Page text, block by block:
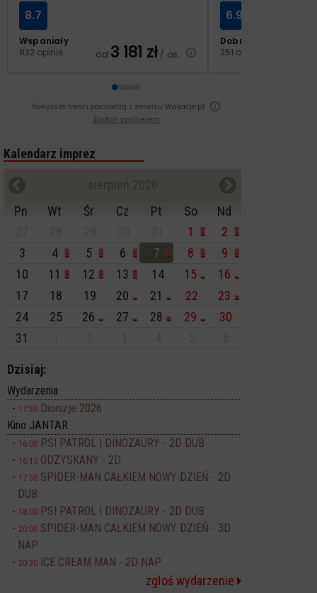
Wspaniały
832 opinie
8.7
od 3 181 zł/ os.
Dobry
251 opinii
6.9
Powyższe treści pochodzą z serwisu Wakacje.pl
Zostań partnerem
Kalendarz imprez
Pn
Wt Śr Cz Pt So
Nd
1
2
3
4 5 6 7 8
9
10
11 12 13 14 15
16
17
18 19 20 21 22
23
24
25 26 27 28 29
30
31
Dzisiaj:
Wydarzenia
17:30 Dionizje 2026
Kino JANTAR
16:00 PSI PATROL I DINOZAURY - 2D DUB
16:15 ODZYSKANY - 2D
17:50 SPIDER-MAN CAŁKIEM NOWY DZIEŃ - 2D
DUB
18:00 PSI PATROL I DINOZAURY - 2D DUB
20:00 SPIDER-MAN CAŁKIEM NOWY DZIEŃ - 3D
NAP
20:30 ICE CREAM MAN - 2D NAP
zgłoś wydarzenie